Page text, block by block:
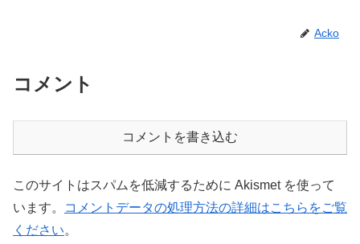
Acko
コメント
コメントを書き込む
このサイトはスパムを低減するために Akismet を使って
います。
コメントデータの処理方法の詳細はこちらをご覧
ください。